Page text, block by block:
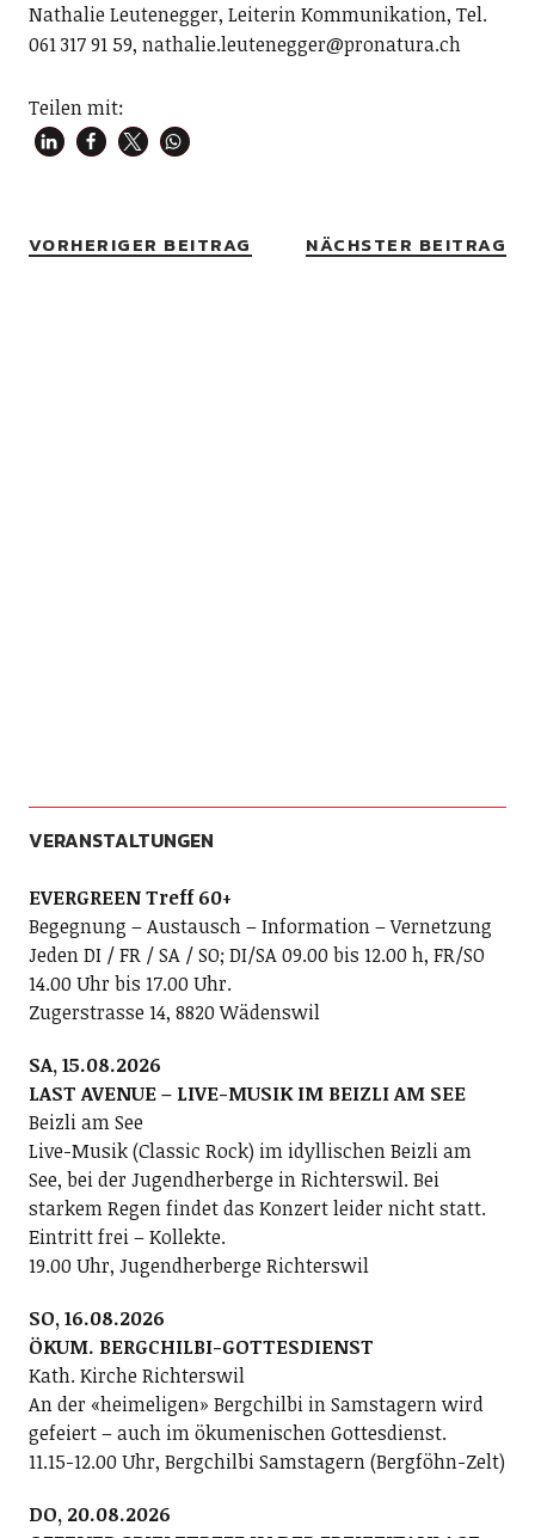
Nathalie Leutenegger, Leiterin Kommunikation, Tel.
061 317 91 59, nathalie.leutenegger@pronatura.ch
Teilen mit:
VORHERIGER BEITRAG NÄCHSTER BEITRAG
VERANSTALTUNGEN
EVERGREEN Treff 60+
Begegnung – Austausch – Information – Vernetzung
Jeden DI / FR / SA / SO; DI/SA 09.00 bis 12.00 h, FR/SO
14.00 Uhr bis 17.00 Uhr.
Zugerstrasse 14, 8820 Wädenswil
SA, 15.08.2026
LAST AVENUE – LIVE-MUSIK IM BEIZLI AM SEE
Beizli am See
Live-Musik (Classic Rock) im idyllischen Beizli am
See, bei der Jugendherberge in Richterswil. Bei
starkem Regen findet das Konzert leider nicht statt.
Eintritt frei – Kollekte.
19.00 Uhr, Jugendherberge Richterswil
SO, 16.08.2026
ÖKUM. BERGCHILBI-GOTTESDIENST
Kath. Kirche Richterswil
An der «heimeligen» Bergchilbi in Samstagern wird
gefeiert – auch im ökumenischen Gottesdienst.
11.15-12.00 Uhr, Bergchilbi Samstagern (Bergföhn-Zelt)
DO, 20.08.2026